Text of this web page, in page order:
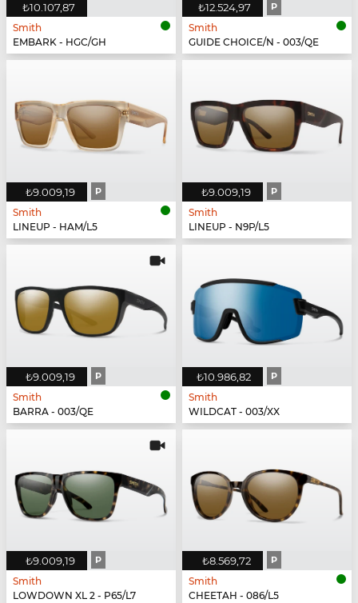
₺10.107,87
Smith
EMBARK - HGC/GH
₺12.524,97 P
Smith
GUIDE CHOICE/N - 003/QE
₺9.009,19 P
Smith
LINEUP - HAM/L5
₺9.009,19 P
Smith
LINEUP - N9P/L5
₺9.009,19 P
Smith
BARRA - 003/QE
₺10.986,82 P
Smith
WILDCAT - 003/XX
₺9.009,19 P
Smith
LOWDOWN XL 2 - P65/L7
₺8.569,72 P
Smith
CHEETAH - 086/L5